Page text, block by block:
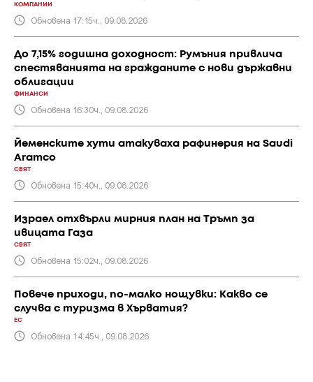
КОМПАНИИ
Обновена 17:15ч., 09.08.2026
До 7,15% годишна доходност: Румъния привлича
спестяванията на гражданите с нови държавни
облигации
ФИНАНСИ
Обновена 16:30ч., 09.08.2026
Йеменските хути атакуваха рафинерия на Saudi
Aramco
СВЯТ
Обновена 15:40ч., 09.08.2026
Израел отхвърли мирния план на Тръмп за
ивицата Газа
СВЯТ
Обновена 15:02ч., 09.08.2026
Повече приходи, по-малко нощувки: Какво се
случва с туризма в Хърватия?
ЕС
Обновена 14:45ч., 09.08.2026